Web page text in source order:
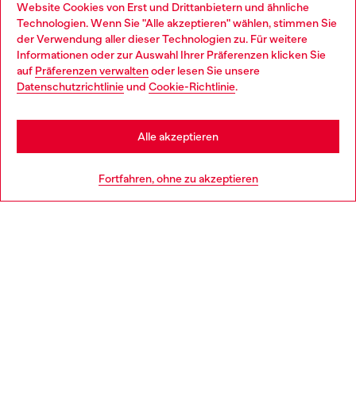
Website Cookies von Erst und Drittanbietern und ähnliche
Technologien. Wenn Sie "Alle akzeptieren" wählen, stimmen Sie
der Verwendung aller dieser Technologien zu. Für weitere
Informationen oder zur Auswahl Ihrer Präferenzen klicken Sie
auf Präferenzen verwaltenoder lesen Sie unsere
Datenschutzrichtlinieund Cookie-Richtlinie.
Fortfahren, ohne zu akzeptieren
Alle akzeptieren
Entdecke unser gesamtes Service-Angebot, online und
im Store.
Mehr erfahren
Choose your location
You are currently browsing Österreich website, but it seems you
may be based in United States